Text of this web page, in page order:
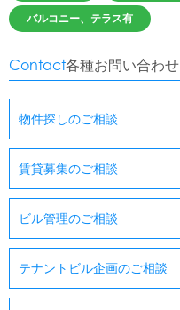
バルコニー、テラス有
Contact各種お問い合わせ
物件探しのご相談
賃貸募集のご相談
ビル管理のご相談
テナントビル企画のご相談